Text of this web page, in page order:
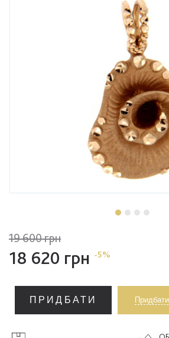
19 600 грн
18 620 грн -5%
ПРИДБАТИ